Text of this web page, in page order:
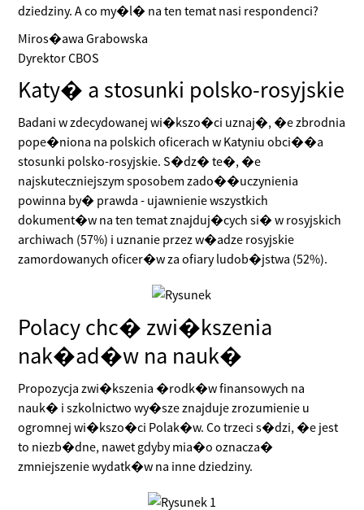
dziedziny. A co my�l� na ten temat nasi respondenci?
Miros�awa Grabowska
Dyrektor CBOS
Katy� a stosunki polsko-rosyjskie
Badani w zdecydowanej wi�kszo�ci uznaj�, �e zbrodnia
pope�niona na polskich oficerach w Katyniu obci��a
stosunki polsko-rosyjskie. S�dz� te�, �e
najskuteczniejszym sposobem zado��uczynienia
powinna by� prawda - ujawnienie wszystkich
dokument�w na ten temat znajduj�cych si� w rosyjskich
archiwach (57%) i uznanie przez w�adze rosyjskie
zamordowanych oficer�w za ofiary ludob�jstwa (52%).
Polacy chc� zwi�kszenia
nak�ad�w na nauk�
Propozycja zwi�kszenia �rodk�w finansowych na
nauk� i szkolnictwo wy�sze znajduje zrozumienie u
ogromnej wi�kszo�ci Polak�w. Co trzeci s�dzi, �e jest
to niezb�dne, nawet gdyby mia�o oznacza�
zmniejszenie wydatk�w na inne dziedziny.